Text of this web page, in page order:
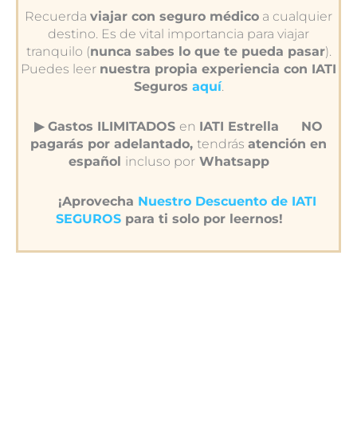
Recuerda viajar con seguro médico a cualquier
destino. Es de vital importancia para viajar
tranquilo (nunca sabes lo que te pueda pasar).
Puedes leer nuestra propia experiencia con IATI
Seguros aquí.
▶︎ Gastos ILIMITADOS en IATI Estrella
NO
pagarás por adelantado, tendrás atención en
español incluso por Whatsapp
¡Aprovecha Nuestro Descuento de IATI
SEGUROSpara ti solo por leernos!